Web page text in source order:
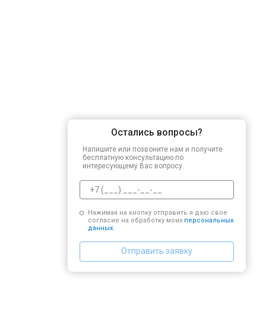
Остались вопросы?
Напишите или позвоните нам и получите
бесплатную консультацию по
интересующему Вас вопросу.
Нажимая на кнопку отправить я даю свое
согласие на обработку моих персональных
данных.
Отправить заявку